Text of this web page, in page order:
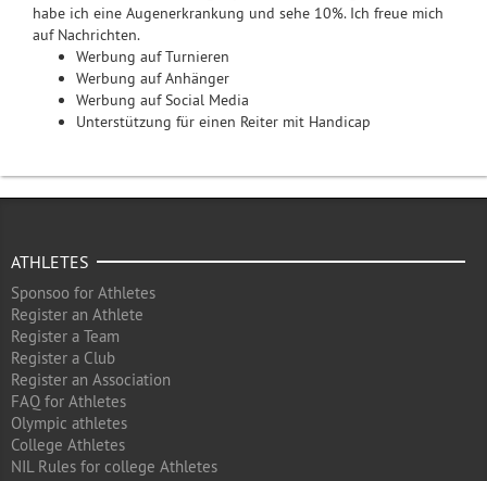
habe ich eine Augenerkrankung und sehe 10%. Ich freue mich
auf Nachrichten.
Werbung auf Turnieren
Werbung auf Anhänger
Werbung auf Social Media
Unterstützung für einen Reiter mit Handicap
ATHLETES
Sponsoo for Athletes
Register an Athlete
Register a Team
Register a Club
Register an Association
FAQ for Athletes
Olympic athletes
College Athletes
NIL Rules for college Athletes